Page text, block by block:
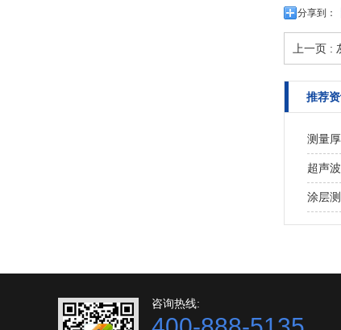
分享到：
上一页 :
推荐
测量
超声
涂层
咨询热线: